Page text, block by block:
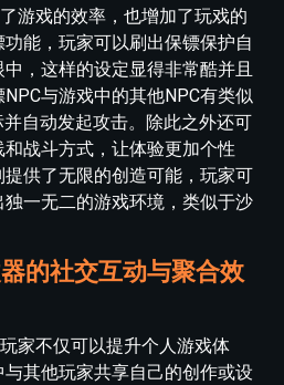
游戏的效率，也增加了玩戏的
能，玩家可以刷出保镖保护自
，这样的设定显得非常酷并且
与游戏中的其他NPC有类似
自动发起攻击。除此之外还可
战斗方式，让体验更加个性
供了无限的创造可能，玩家可
一无二的游戏环境，类似于沙
的社交互动与聚合效
家不仅可以提升个人游戏体
其他玩家共享自己的创作或设